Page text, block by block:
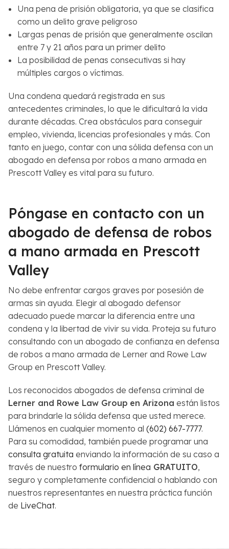
Una pena de prisión obligatoria, ya que se clasifica
como un delito grave peligroso
Largas penas de prisión que generalmente oscilan
entre 7 y 21 años para un primer delito
La posibilidad de penas consecutivas si hay
múltiples cargos o víctimas.
Una condena quedará registrada en sus
antecedentes criminales, lo que le dificultará la vida
durante décadas. Crea obstáculos para conseguir
empleo, vivienda, licencias profesionales y más. Con
tanto en juego, contar con una sólida defensa con un
abogado en defensa por robos a mano armada en
Prescott Valley es vital para su futuro.
Póngase en contacto con un
abogado de defensa de robos
a mano armada en Prescott
Valley
No debe enfrentar cargos graves por posesión de
armas sin ayuda. Elegir al abogado defensor
adecuado puede marcar la diferencia entre una
condena y la libertad de vivir su vida. Proteja su futuro
consultando con un abogado de confianza en defensa
de robos a mano armada de Lerner and Rowe Law
Group en Prescott Valley.
Los reconocidos abogados de defensa criminal de
Lerner and Rowe Law Group en Arizona están listos
para brindarle la sólida defensa que usted merece.
Llámenos en cualquier momento al (602) 667-7777.
Para su comodidad, también puede programar una
consulta gratuita enviando la información de su caso a
través de nuestro formulario en línea GRATUITO,
seguro y completamente confidencial o hablando con
nuestros representantes en nuestra práctica función
de LiveChat.